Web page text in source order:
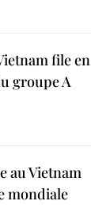
file en
groupe A
au Vietnam
mondiale